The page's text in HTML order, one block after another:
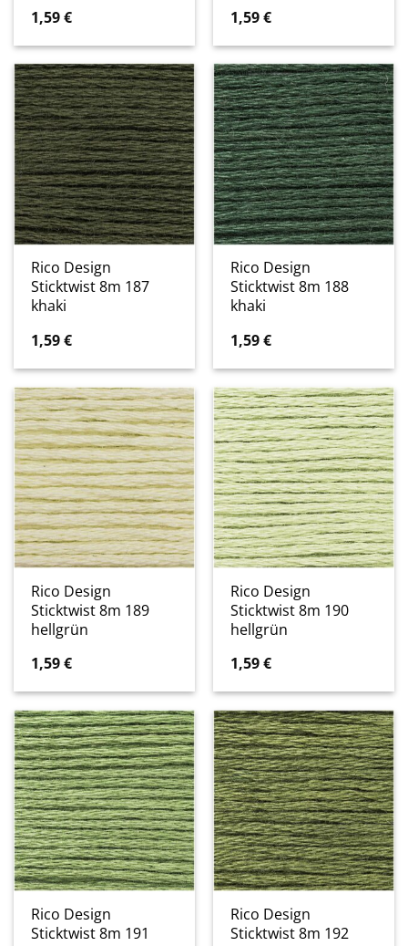
1,59€
1,59€
Rico Design
Sticktwist 8m 187
khaki
1,59€
Rico Design
Sticktwist 8m 188
khaki
1,59€
Rico Design
Sticktwist 8m 189
hellgrün
1,59€
Rico Design
Sticktwist 8m 190
hellgrün
1,59€
Rico Design
Sticktwist 8m 191
Rico Design
Sticktwist 8m 192